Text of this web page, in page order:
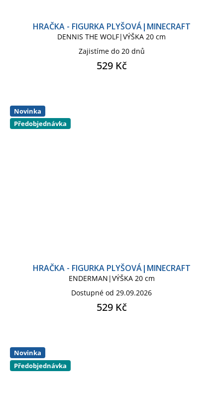
HRAČKA - FIGURKA PLYŠOVÁ|MINECRAFT
DENNIS THE WOLF|VÝŠKA 20 cm
Zajistíme do 20 dnů
529 Kč
Novinka
Předobjednávka
HRAČKA - FIGURKA PLYŠOVÁ|MINECRAFT
ENDERMAN|VÝŠKA 20 cm
Dostupné od 29.09.2026
529 Kč
Novinka
Předobjednávka